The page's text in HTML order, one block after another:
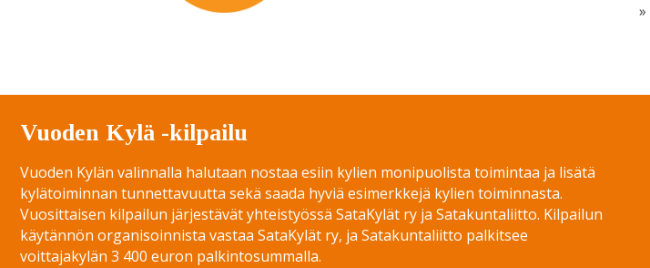
»
Vuoden Kylä -kilpailu
Vuoden Kylän valinnalla halutaan nostaa esiin kylien monipuolista toimintaa ja lisätä
kylätoiminnan tunnettavuutta sekä saada hyviä esimerkkejä kylien toiminnasta.
Vuosittaisen kilpailun järjestävät yhteistyössä SataKylät ry ja Satakuntaliitto. Kilpailun
käytännön organisoinnista vastaa SataKylät ry, ja Satakuntaliitto palkitsee
voittajakylän 3 400 euron palkintosummalla.